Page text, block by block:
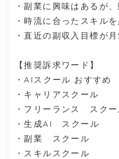
・副業に興味はあるが
・時流に合ったスキル
・直近の副収入目標が
【推奨訴求ワード】
・AIスクール おすすめ
・キャリアスクール
・フリーランス スクー
・生成AI スクール
・副業 スクール
・スキルスクール